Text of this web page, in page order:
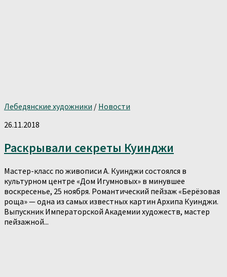
Лебедянские художники / Новости
26.11.2018
Раскрывали секреты Куинджи
Мастер-класс по живописи А. Куинджи состоялся в
культурном центре «Дом Игумновых» в минувшее
воскресенье, 25 ноября. Романтический пейзаж «Берёзовая
роща» — одна из самых известных картин Архипа Куинджи.
Выпускник Императорской Академии художеств, мастер
пейзажной...